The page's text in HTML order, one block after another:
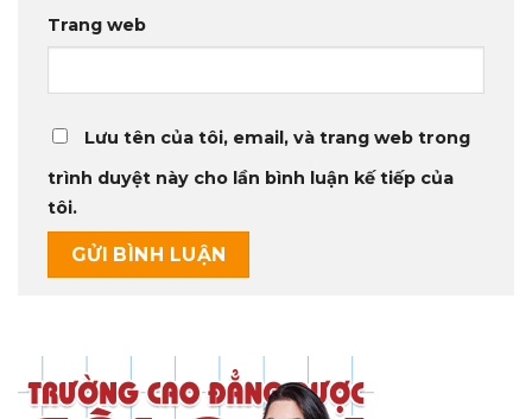
Trang web
Lưu tên của tôi, email, và trang web trong
trình duyệt này cho lần bình luận kế tiếp của
tôi.